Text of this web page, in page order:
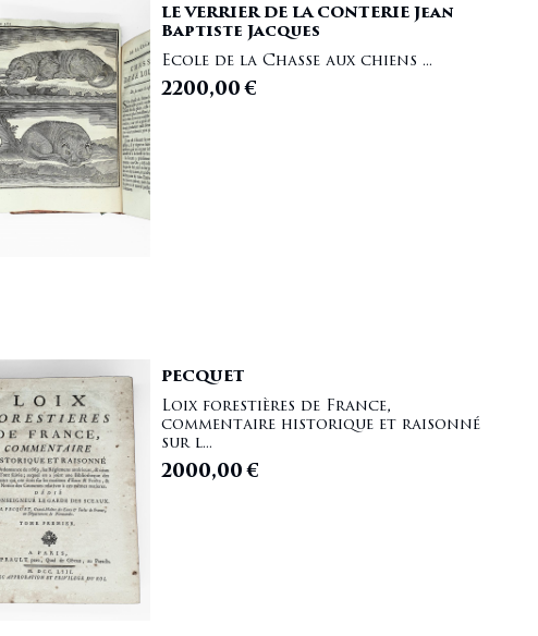
LE VERRIER DE LA CONTERIE Jean
Baptiste Jacques
Ecole de la Chasse aux chiens ...
2200,00€
PECQUET
Loix forestières de France,
commentaire historique et raisonné
sur l...
2000,00€